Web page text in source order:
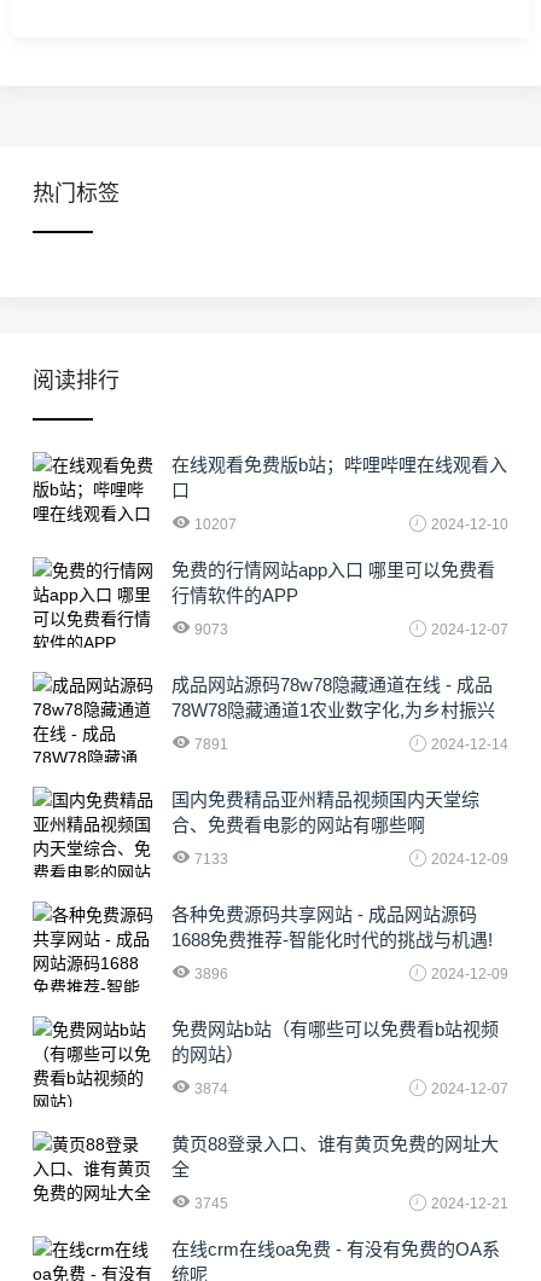
热门标签
阅读排行
在线观看免费版b站；哔哩哔哩在线观看入
口
10207 2024-12-10
免费的行情网站app入口 哪里可以免费看
行情软件的APP
9073 2024-12-07
成品网站源码78w78隐藏通道在线 - 成品
78W78隐藏通道1农业数字化,为乡村振兴
注入新动力
7891 2024-12-14
国内免费精品亚州精品视频国内天堂综
合、免费看电影的网站有哪些啊
7133 2024-12-09
各种免费源码共享网站 - 成品网站源码
1688免费推荐-智能化时代的挑战与机遇!
3896 2024-12-09
免费网站b站（有哪些可以免费看b站视频
的网站）
3874 2024-12-07
黄页88登录入口、谁有黄页免费的网址大
全
3745 2024-12-21
在线crm在线oa免费 - 有没有免费的OA系
统呢